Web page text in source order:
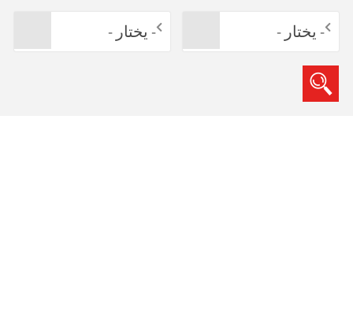
- يختار - - يختار -